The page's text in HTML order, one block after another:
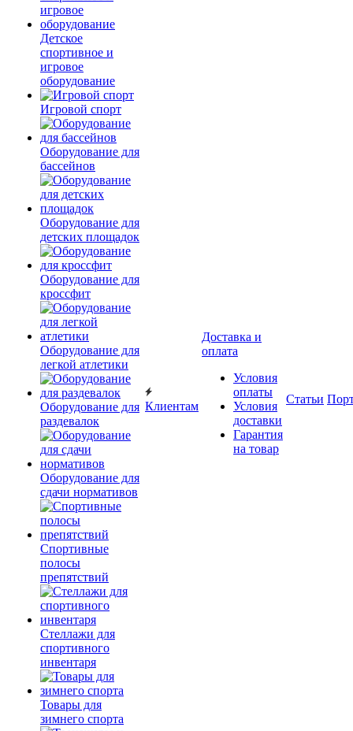
Детское
спортивное и
игровое
оборудование
Игровой спорт
Оборудование для
бассейнов
Оборудование для
детских площадок
Оборудование для
кроссфит
Оборудование для
легкой атлетики
Оборудование для
раздевалок
Оборудование для
сдачи нормативов
Спортивные
полосы
препятствий
Стеллажи для
спортивного
инвентаря
Товары для
зимнего спорта
Клиентам
Доставка и
оплата
Условия
оплаты
Условия
доставки
Гарантия
на товар
Статьи